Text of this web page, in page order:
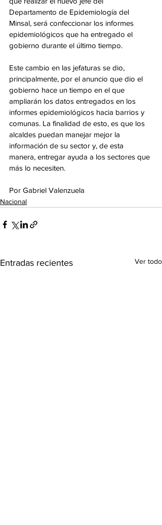
Departamento de Epidemiología del
Minsal, será confeccionar los informes
epidemiológicos que ha entregado el
gobierno durante el último tiempo.
Este cambio en las jefaturas se dio,
principalmente, por el anuncio que dio el
gobierno hace un tiempo en el que
ampliarán los datos entregados en los
informes epidemiológicos hacia barrios y
comunas. La finalidad de esto, es que los
alcaldes puedan manejar mejor la
información de su sector y, de esta
manera, entregar ayuda a los sectores que
más lo necesiten.
Por Gabriel Valenzuela
Nacional
Entradas recientes Ver todo